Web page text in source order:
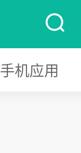
手机应用